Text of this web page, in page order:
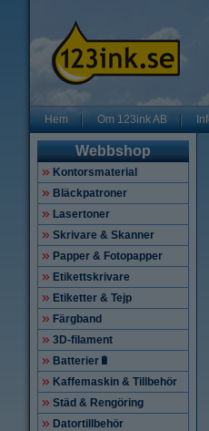
Hem Om 123ink AB
Webbshop
Kontorsmaterial
Bläckpatroner
Lasertoner
Skrivare & Skanner
Papper & Fotopapper
Etikettskrivare
Etiketter & Tejp
Färgband
3D-filament
Batterier🔋
Kaffemaskin & Tillbehör
Städ & Rengöring
Datortillbehör